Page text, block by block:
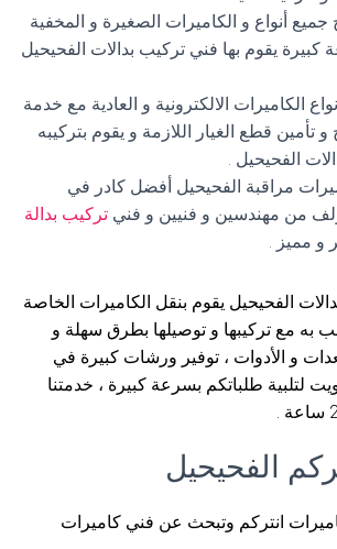
جميع أنواع و الكاميرات الصغيرة و المخفية
كبيرة يقوم بها فني تركيب بدالات الفحيحيل
الكاميرات الالكترونية و العادية مع خدمة
تأمين قطع الغيار اللازمة و يقوم بتركيبه
الفحيحيل .
مراقبة الفحيحيل أفضل كادر في
من مهندسين و فنيين و فني تركيب بدالة
و مميز .
الفحيحيل يقوم بنقل الكاميرات الخاصة
به مع تركيبها و توصيلها بطرق سهلة و
و الأدوات ، توفير ورشات كبيرة في
لتلبية طلباتكم بسرعة كبيرة ، خدمتنا
الفحيحيل
انتركم وتبحث عن فني كاميرات